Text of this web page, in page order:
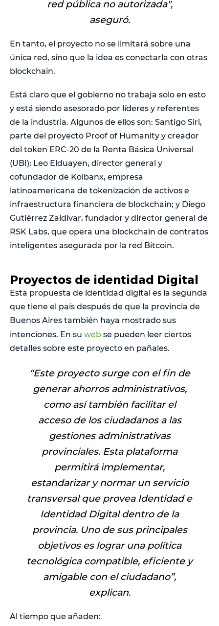
red pública no autorizada",
aseguró.
En tanto, el proyecto no se limitará sobre una
única red, sino que la idea es conectarla con otras
blockchain.
Está claro que el gobierno no trabaja solo en esto
y está siendo asesorado por líderes y referentes
de la industria. Algunos de ellos son: Santigo Siri,
parte del proyecto Proof of Humanity y creador
del token ERC-20 de la Renta Básica Universal
(UBI); Leo Elduayen, director general y
cofundador de Koibanx, empresa
latinoamericana de tokenización de activos e
infraestructura financiera de blockchain; y Diego
Gutiérrez Zaldívar, fundador y director general de
RSK Labs, que opera una blockchain de contratos
inteligentes asegurada por la red Bitcoin.
Proyectos de identidad Digital
Esta propuesta de identidad digital es la segunda
que tiene el país después de que la provincia de
Buenos Aires también haya mostrado sus
intenciones. En su web se pueden leer ciertos
detalles sobre este proyecto en pañales.
“Este proyecto surge con el fin de
generar ahorros administrativos,
como así también facilitar el
acceso de los ciudadanos a las
gestiones administrativas
provinciales. Esta plataforma
permitirá implementar,
estandarizar y normar un servicio
transversal que provea Identidad e
Identidad Digital dentro de la
provincia. Uno de sus principales
objetivos es lograr una política
tecnológica compatible, eficiente y
amigable con el ciudadano”,
explican.
Al tiempo que añaden: